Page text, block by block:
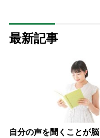
最新記事
自分の声を聞くことが